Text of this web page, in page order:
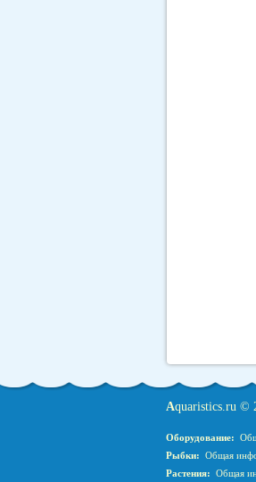
Aquaristics.ru ©
Оборудование:
Рыбки: Общая
Растения: Общая